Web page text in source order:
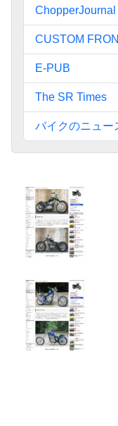
ChopperJournal
CUSTOM
E-PUB
The SR Times
バイクのニュー
ペ
ジ
リ
ク